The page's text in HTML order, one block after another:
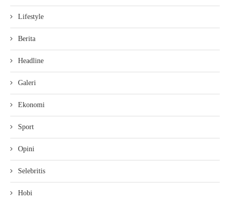
Lifestyle
Berita
Headline
Galeri
Ekonomi
Sport
Opini
Selebritis
Hobi